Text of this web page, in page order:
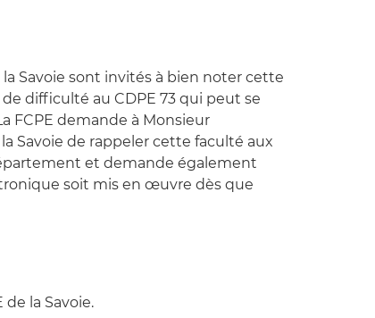
la Savoie sont invités à bien noter cette
difficulté au CDPE 73 qui peut se
FCPE demande à Monsieur
Savoie de rappeler cette faculté aux
et demande également
soit mis en œuvre dès que
la Savoie.